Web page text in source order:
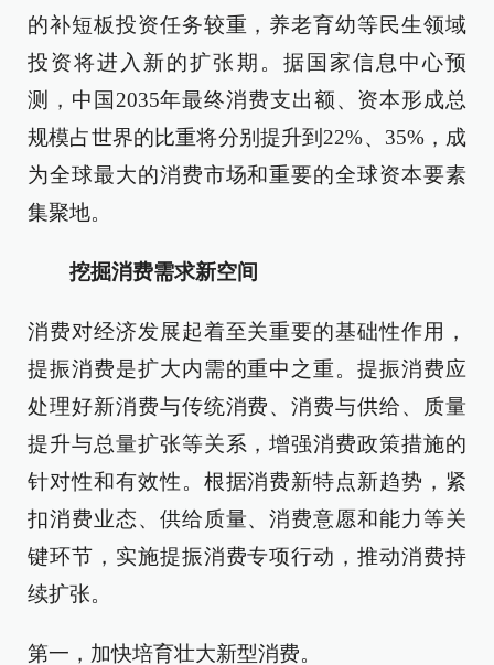
的补短板投资任务较重，养老育幼等民生领域
投资将进入新的扩张期。据国家信息中心预
测，中国2035年最终消费支出额、资本形成总
规模占世界的比重将分别提升到22%、35%，成
为全球最大的消费市场和重要的全球资本要素
集聚地。
挖掘消费需求新空间
消费对经济发展起着至关重要的基础性作用，
提振消费是扩大内需的重中之重。提振消费应
处理好新消费与传统消费、消费与供给、质量
提升与总量扩张等关系，增强消费政策措施的
针对性和有效性。根据消费新特点新趋势，紧
扣消费业态、供给质量、消费意愿和能力等关
键环节，实施提振消费专项行动，推动消费持
续扩张。
第一，加快培育壮大新型消费。